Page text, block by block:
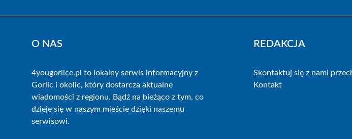
O NAS
4yougorlice.pl to lokalny serwis informacyjny z
Gorlic i okolic, który dostarcza aktualne
wiadomości z regionu. Bądź na bieżąco z tym, co
dzieje się w naszym mieście dzięki naszemu
serwisowi.
REDAKCJA
Skontaktuj się z nami
Kontakt